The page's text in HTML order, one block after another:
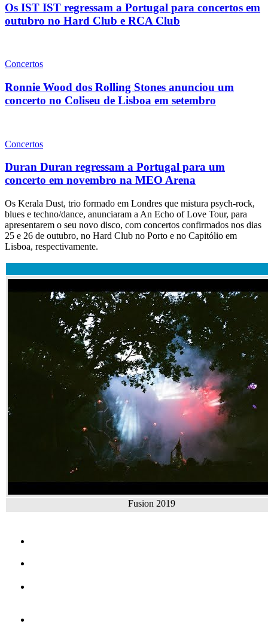
Os IST IST regressam a Portugal para concertos em
outubro no Hard Club e RCA Club
Concertos
Ronnie Wood dos Rolling Stones anunciou um
concerto no Coliseu de Lisboa em setembro
Concertos
Duran Duran regressam a Portugal para um
concerto em novembro na MEO Arena
Os Kerala Dust, trio formado em Londres que mistura psych-rock,
blues e techno/dance, anunciaram a An Echo of Love Tour, para
apresentarem o seu novo disco, com concertos confirmados nos dias
25 e 26 de outubro, no Hard Club no Porto e no Capitólio em
Lisboa, respectivamente.
Fusion 2019